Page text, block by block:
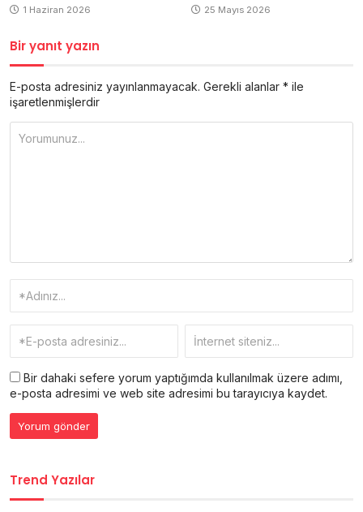
1 Haziran 2026 25 Mayıs 2026
Bir yanıt yazın
E-posta adresiniz yayınlanmayacak. Gerekli alanlar * ile
işaretlenmişlerdir
Bir dahaki sefere yorum yaptığımda kullanılmak üzere adımı,
e-posta adresimi ve web site adresimi bu tarayıcıya kaydet.
Trend Yazılar